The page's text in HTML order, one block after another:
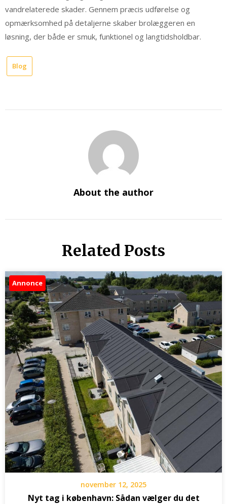
vandrelaterede skader. Gennem præcis udførelse og
opmærksomhed på detaljerne skaber brolæggeren en
løsning, der både er smuk, funktionel og langtidsholdbar.
Blog
About the author
Related Posts
Annonce
november 12, 2025
Nyt tag i københavn: Sådan vælger du det